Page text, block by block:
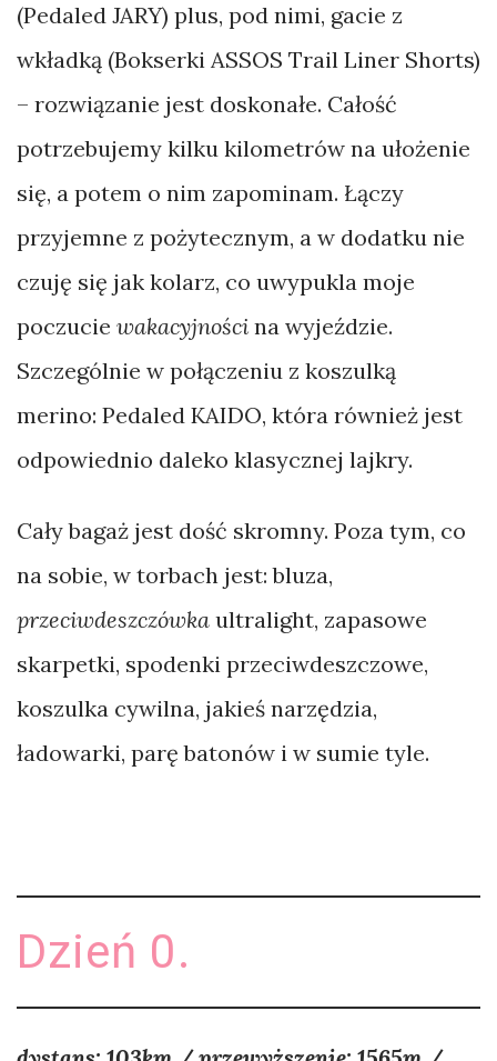
(Pedaled JARY) plus, pod nimi, gacie z
wkładką (Bokserki ASSOS Trail Liner Shorts)
– rozwiązanie jest doskonałe. Całość
potrzebujemy kilku kilometrów na ułożenie
się, a potem o nim zapominam. Łączy
przyjemne z pożytecznym, a w dodatku nie
czuję się jak kolarz, co uwypukla moje
poczucie wakacyjności na wyjeździe.
Szczególnie w połączeniu z koszulką
merino: Pedaled KAIDO, która również jest
odpowiednio daleko klasycznej lajkry.
Cały bagaż jest dość skromny. Poza tym, co
na sobie, w torbach jest: bluza,
przeciwdeszczówka ultralight, zapasowe
skarpetki, spodenki przeciwdeszczowe,
koszulka cywilna, jakieś narzędzia,
ładowarki, parę batonów i w sumie tyle.
Dzień 0.